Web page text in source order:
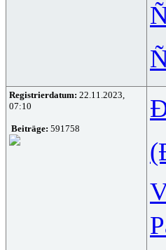
Registrierdatum: 22.11.2023,
07:10
Beiträge: 591758